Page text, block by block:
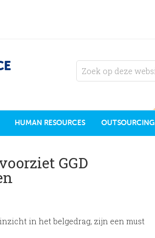
HUMAN RESOURCES OUTSOURCING
GGD
in het belgedrag, zijn een must